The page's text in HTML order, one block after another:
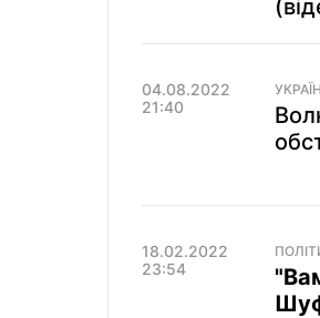
04.08.2022
21:40
18.02.2022
23:54